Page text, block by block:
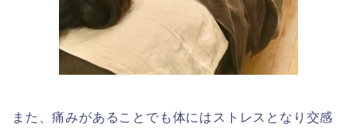
また、痛みがあることでも体にはストレスとなり交感